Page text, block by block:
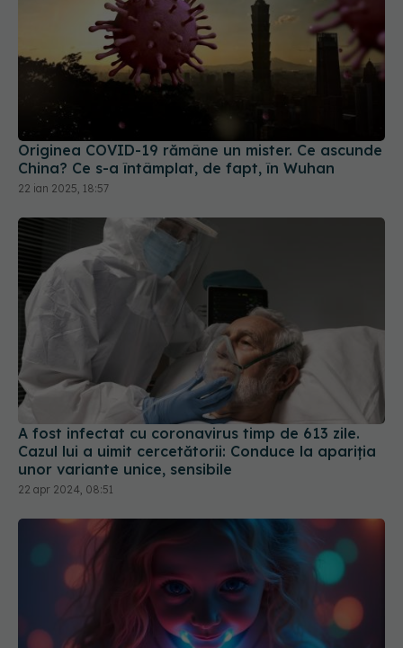
Originea COVID-19 rămâne un mister. Ce ascunde
China? Ce s-a întâmplat, de fapt, în Wuhan
22 ian 2025, 18:57
A fost infectat cu coronavirus timp de 613 zile.
Cazul lui a uimit cercetătorii: Conduce la apariția
unor variante unice, sensibile
22 apr 2024, 08:51